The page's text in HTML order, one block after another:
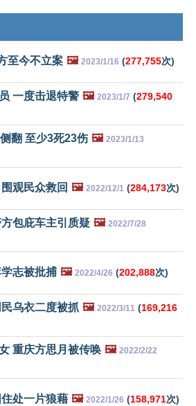
至今不立案 🖼️ 2023/1/16 (277,755次)
一度击退特警 🖼️ 2023/1/7 (279,540
翻 至少3死23伤 🖼️ 2023/1/13
观民众救回 🖼️ 2022/12/1 (284,173次)
包庇车主引质疑 🖼️ 2022/7/28
志被批捕 🖼️ 2022/4/26 (202,888次)
乌衣二度被抓 🖼️ 2022/3/11 (169,216
重庆方思月被传唤 🖼️ 2022/2/22
处一片狼藉 🖼️ 2022/1/26 (158,971次)